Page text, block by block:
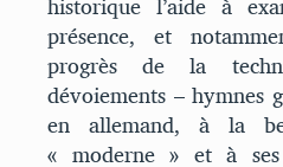
présence, et
progrès de la
dévoiements – hymnes
en allemand, à la
« moderne » et à ses